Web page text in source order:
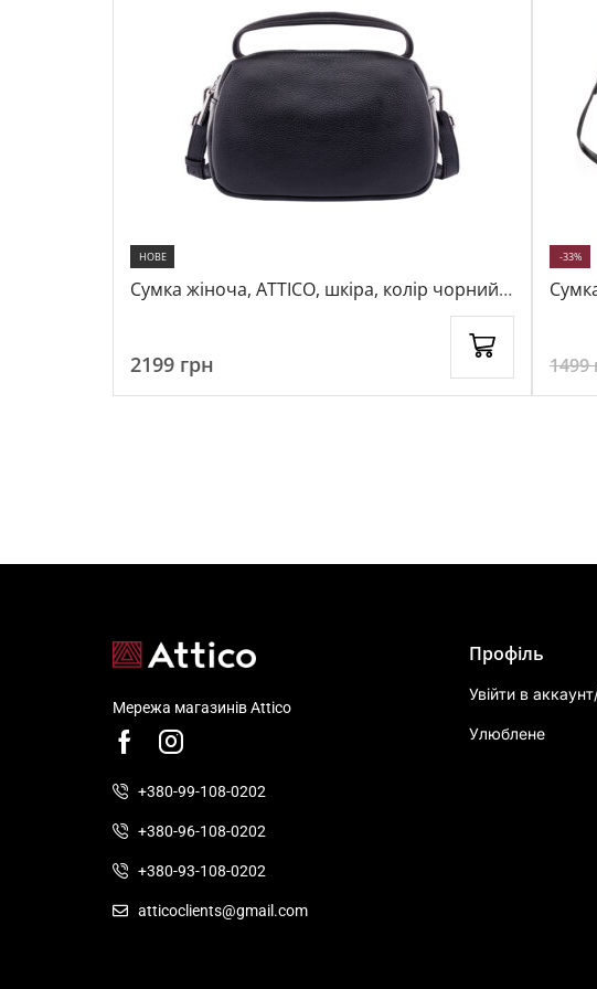
НОВЕ
Сумка жіноча, ATTICO, шкіра, колір чорний,
2199 грн
-33%
1499
Мережа магазинів Attico
+380-99-108-0202
+380-96-108-0202
+380-93-108-0202
atticoclients@gmail.com
Профіль
Увійти в
Улюблене